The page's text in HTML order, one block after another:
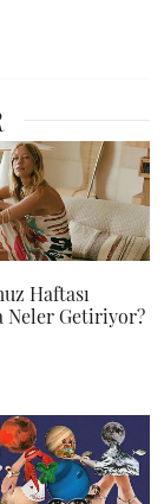
Haftası
Neler Getiriyor?